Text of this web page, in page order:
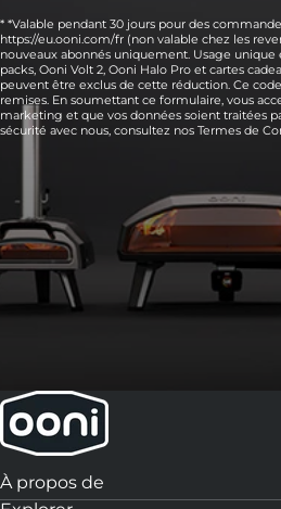
* *Valable pendant 30 jours pour des
https://eu.ooni.com/fr (non valable chez les
nouveaux abonnés uniquement. Usage unique
packs, Ooni Volt 2, Ooni Halo Pro et cartes
peuvent être exclus de cette réduction. Ce
remises. En soumettant ce formulaire, vous
marketing et que vos données soient traitées
sécurité avec nous, consultez nos Termes de
À propos de